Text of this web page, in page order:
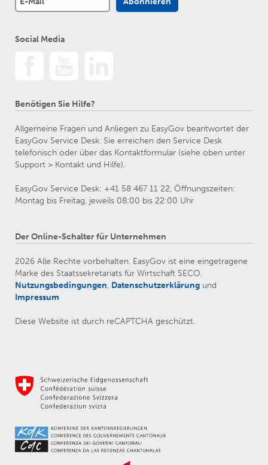
Social Media
Benötigen Sie Hilfe?
Allgemeine Fragen und Anliegen zu EasyGov beantwortet der
EasyGov Service Desk. Sie erreichen den Service Desk
telefonisch oder über das Kontaktformular (siehe oben unter
Support > Kontakt und Hilfe).
EasyGov Service Desk: +41 58 467 11 22, Öffnungszeiten:
Montag bis Freitag, jeweils 08:00 bis 22:00 Uhr
Der Online-Schalter für Unternehmen
2026 Alle Rechte vorbehalten. EasyGov ist eine eingetragene
Marke des Staatssekretariats für Wirtschaft SECO.
Nutzungsbedingungen, Datenschutzerklärung und
Impressum
Diese Website ist durch reCAPTCHA geschützt.